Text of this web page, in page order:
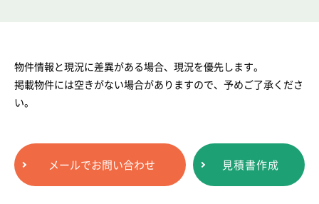
物件情報と現況に差異がある場合、現況を優先します。
掲載物件には空きがない場合がありますので、予めご了承くださ
い。
メールでお問い合わせ 見積書作成